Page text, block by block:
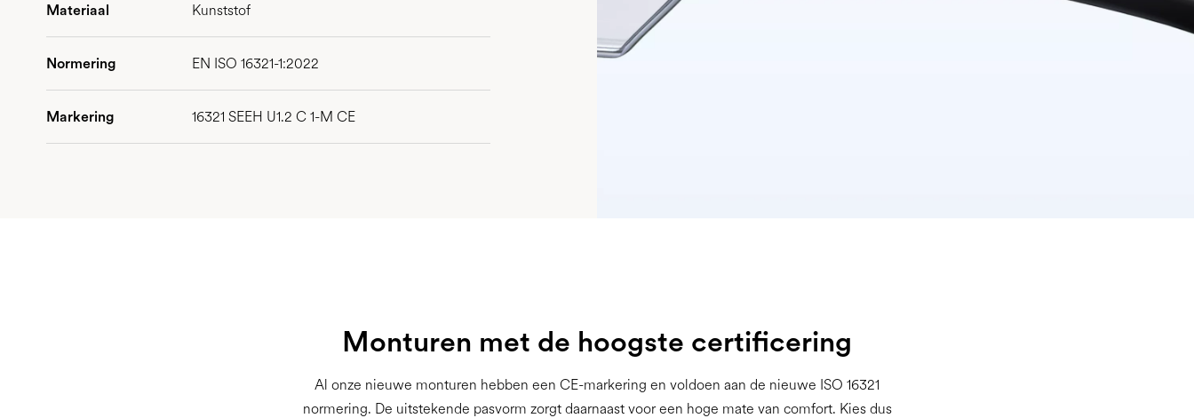
Materiaal Kunststof
Normering EN ISO 16321-1:2022
Markering 16321 SEEH U1.2 C 1-M CE
Monturen met de hoogste certificering
Al onze nieuwe monturen hebben een CE-markering en voldoen aan de nieuwe ISO 16321
normering. De uitstekende pasvorm zorgt daarnaast voor een hoge mate van comfort. Kies dus